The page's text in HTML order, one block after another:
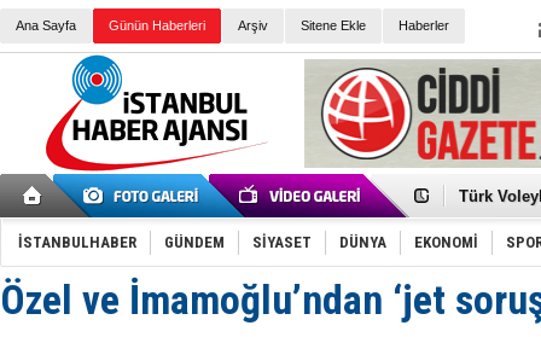
Ana Sayfa Günün Haberleri Arşiv Sitene Ekle Haberler
Elena
Düşük
Töreninde
İkinci El
Guguk
Sneaker
Erkek
Yeri
Ceza
Kayyum
İSTANBULHABER GÜNDEM SİYASET DÜNYA EKONOMİ
Özel ve İmamoğlu’ndan ‘jet